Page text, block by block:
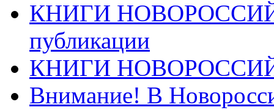
КНИГИ
публикации
КНИГИ
Внимание! В